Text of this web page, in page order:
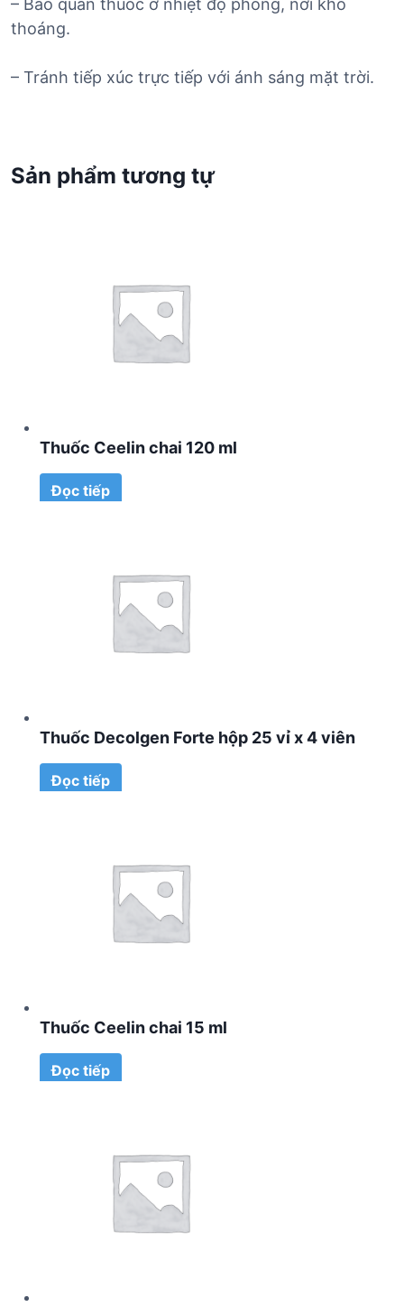
– Bảo quản thuốc ở nhiệt độ phòng, nơi khô
thoáng.
– Tránh tiếp xúc trực tiếp với ánh sáng mặt trời.
Sản phẩm tương tự
Thuốc Ceelin chai 120 ml
Đọc tiếp
Thuốc Decolgen Forte hộp 25 vỉ x 4 viên
Đọc tiếp
Thuốc Ceelin chai 15 ml
Đọc tiếp